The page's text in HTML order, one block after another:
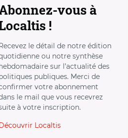
vous à
!
le détail de notre édition
ou notre synthèse
sur l’actualité des
publiques. Merci de
votre abonnement
le mail que vous recevrez
à votre inscription.
Localtis